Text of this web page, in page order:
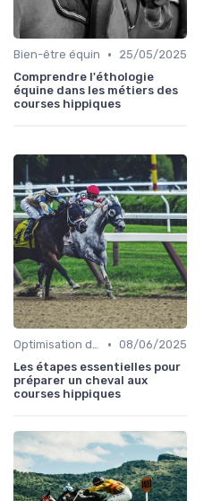
Bien-être équin •
25/05/2025
Comprendre l'éthologie
équine dans les métiers des
courses hippiques
Optimisation des performances • 08/06/2025
Les étapes essentielles pour
préparer un cheval aux
courses hippiques